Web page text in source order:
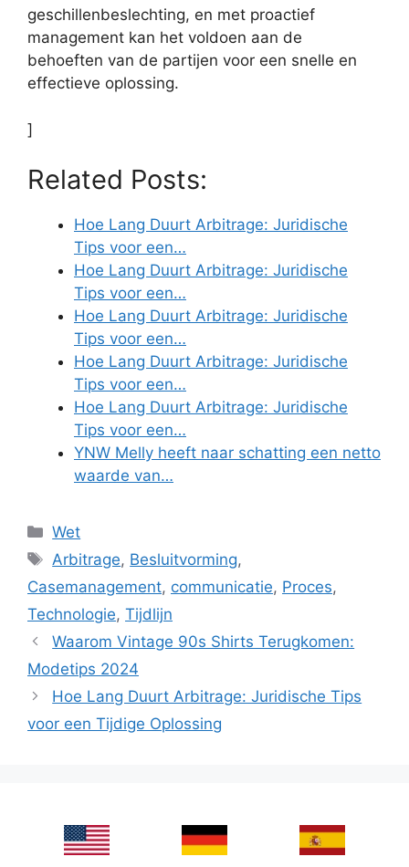
geschillenbeslechting, en met proactief
management kan het voldoen aan de
behoeften van de partijen voor een snelle en
effectieve oplossing.
]
Related Posts:
Hoe Lang Duurt Arbitrage: Juridische
Tips voor een…
Hoe Lang Duurt Arbitrage: Juridische
Tips voor een…
Hoe Lang Duurt Arbitrage: Juridische
Tips voor een…
Hoe Lang Duurt Arbitrage: Juridische
Tips voor een…
Hoe Lang Duurt Arbitrage: Juridische
Tips voor een…
YNW Melly heeft naar schatting een netto
waarde van…
Categories
Wet
Tags
Arbitrage, Besluitvorming,
Casemanagement, communicatie, Proces,
Technologie, Tijdlijn
Waarom Vintage 90s Shirts Terugkomen:
Modetips 2024
Hoe Lang Duurt Arbitrage: Juridische Tips
voor een Tijdige Oplossing